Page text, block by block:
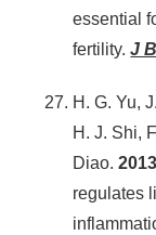
essential
fertility.J
H. G. Yu,
H. J. Shi,
Diao.2013
regulates